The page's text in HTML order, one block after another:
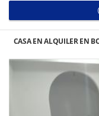
CASA EN ALQUILER EN